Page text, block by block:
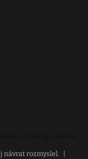
návrat rozmyslel.